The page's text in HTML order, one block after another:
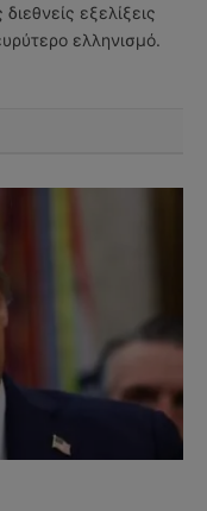
εξελίξεις
ελληνισμό.